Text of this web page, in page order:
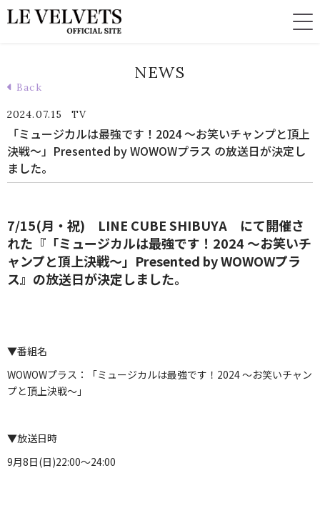
NEWS
Back
2024.07.15 TV
「ミュージカルは最強です！2024 ～お笑いチャンプと頂上
決戦～」Presented by WOWOWプラス の放送日が決定し
ました。
7/15(月・祝) LINE CUBE SHIBUYA にて開催さ
れた『「ミュージカルは最強です！2024 ～お笑いチ
ャンプと頂上決戦～」Presented by WOWOWプラ
ス』の放送日が決定しました。
▼番組名
WOWOWプラス：「ミュージカルは最強です！2024 ～お笑いチャン
プと頂上決戦～」
▼放送日時
9月8日(日)22:00～24:00